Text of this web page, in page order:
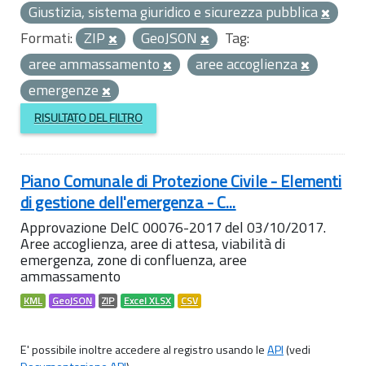
Giustizia, sistema giuridico e sicurezza pubblica
Formati: ZIP GeoJSON
Tag:
aree ammassamento
aree accoglienza
emergenze
RISULTATO DEL FILTRO
Piano Comunale di Protezione Civile - Elementi
di gestione dell'emergenza - C...
Approvazione DelC 00076-2017 del 03/10/2017.
Aree accoglienza, aree di attesa, viabilità di
emergenza, zone di confluenza, aree
ammassamento
KML GeoJSON ZIP Excel XLSX CSV
E' possibile inoltre accedere al registro usando leAPI(vedi